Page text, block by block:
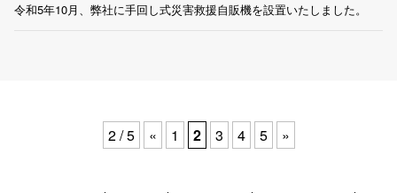
令和5年10月、弊社に手回し式災害救援自販機を設置いたしました。
2 / 5 « 1 2 3 4 5 »